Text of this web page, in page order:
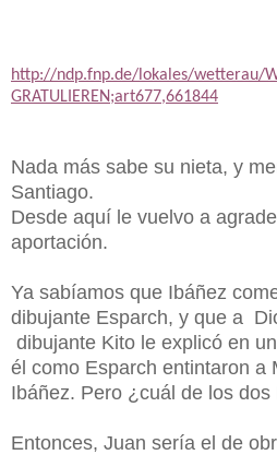
http://ndp.fnp.de/lokales/wetterau/
GRATULIEREN;art677,661844
Nada más sabe su nieta, y
Santiago.
Desde aquí le vuelvo a
aportación.
Ya sabíamos que Ibáñez
dibujante Esparch, y que a
dibujante Kito le explicó en
él como Esparch entintaron a
Ibáñez. Pero ¿cuál de los
Entonces, Juan sería el de